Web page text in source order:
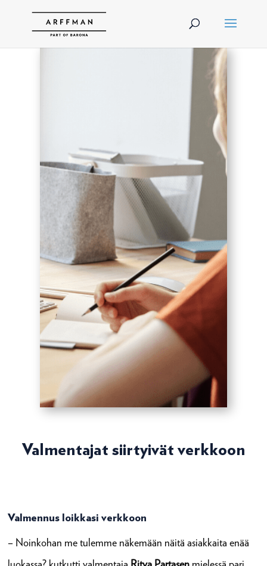
Valmentajat siirtyivät verkkoon
Valmennus loikkasi verkkoon
– Noinkohan me tulemme näkemään näitä asiakkaita enää